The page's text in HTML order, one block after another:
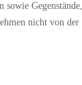
sowie
nicht von der